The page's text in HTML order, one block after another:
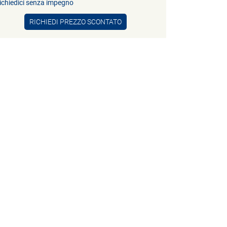
senza impegno
RICHIEDI PREZZO SCONTATO